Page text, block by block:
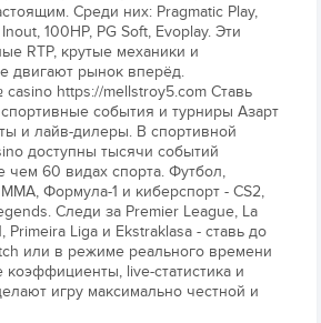
Среди них: Pragmatic Play,
100HP, PG Soft, Evoplay. Эти
RTP, крутые механики и
двигают рынок вперёд.
https://mellstroy5.com Ставь
события и турниры Азарт
и лайв-дилеры. В спортивной
доступны тысячи событий
чем 60 видах спорта. Футбол,
Формула-1 и киберспорт - CS2,
Следи за Premier League, La
Primeira Liga и Ekstraklasa - ставь до
или в режиме реального времени
live-статистика и
игру максимально честной и